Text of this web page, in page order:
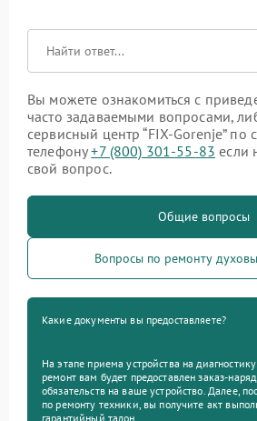
Вы можете ознакомиться с
часто задаваемыми вопросами,
сервисный центр “FIX-Gorenje” по
телефону+7 (800) 301-55-83 если
свой вопрос.
Общие вопросы
Вопросы по ремонту
Какие документы вы предоставляете?
На этапе приема устройства на
ремонт вам будет предоставлен заказ-
обязательств на ваше устройство. Далее,
по ремонту техники, вы получите акт
гарантийный талон.